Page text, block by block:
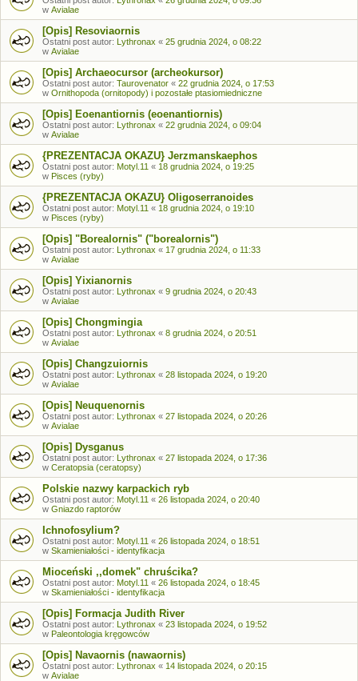
w Avialae
[Opis] Resoviaornis
Ostatni post autor: Lythronax « 25 grudnia 2024, o 08:22
w Avialae
[Opis] Archaeocursor (archeokursor)
Ostatni post autor: Taurovenator « 22 grudnia 2024, o 17:53
w Ornithopoda (ornitopody) i pozostałe ptasiomiedniczne
[Opis] Eoenantiornis (eoenantiornis)
Ostatni post autor: Lythronax « 22 grudnia 2024, o 09:04
w Avialae
{PREZENTACJA OKAZU} Jerzmanskaephos
Ostatni post autor: Motyl.11 « 18 grudnia 2024, o 19:25
w Pisces (ryby)
{PREZENTACJA OKAZU} Oligoserranoides
Ostatni post autor: Motyl.11 « 18 grudnia 2024, o 19:10
w Pisces (ryby)
[Opis] "Borealornis" ("borealornis")
Ostatni post autor: Lythronax « 17 grudnia 2024, o 11:33
w Avialae
[Opis] Yixianornis
Ostatni post autor: Lythronax « 9 grudnia 2024, o 20:43
w Avialae
[Opis] Chongmingia
Ostatni post autor: Lythronax « 8 grudnia 2024, o 20:51
w Avialae
[Opis] Changzuiornis
Ostatni post autor: Lythronax « 28 listopada 2024, o 19:20
w Avialae
[Opis] Neuquenornis
Ostatni post autor: Lythronax « 27 listopada 2024, o 20:26
w Avialae
[Opis] Dysganus
Ostatni post autor: Lythronax « 27 listopada 2024, o 17:36
w Ceratopsia (ceratopsy)
Polskie nazwy karpackich ryb
Ostatni post autor: Motyl.11 « 26 listopada 2024, o 20:40
w Gniazdo raptorów
Ichnofosylium?
Ostatni post autor: Motyl.11 « 26 listopada 2024, o 18:51
w Skamieniałości - identyfikacja
Mioceński ,,domek" chruścika?
Ostatni post autor: Motyl.11 « 26 listopada 2024, o 18:45
w Skamieniałości - identyfikacja
[Opis] Formacja Judith River
Ostatni post autor: Lythronax « 23 listopada 2024, o 19:52
w Paleontologia kręgowców
[Opis] Navaornis (nawaornis)
Ostatni post autor: Lythronax « 14 listopada 2024, o 20:15
w Avialae